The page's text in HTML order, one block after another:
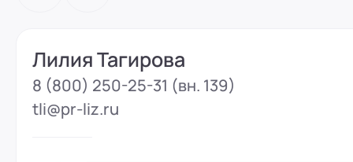
Лилия Тагирова
8 (800) 250-25-31 (вн. 139)
tli@pr-liz.ru